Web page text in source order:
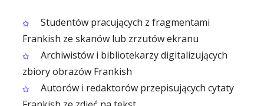
Studentów pracujących z fragmentami
Frankish ze skanów lub zrzutów ekranu
Archiwistów i bibliotekarzy digitalizujących
zbiory obrazów Frankish
Autorów i redaktorów przepisujących cytaty